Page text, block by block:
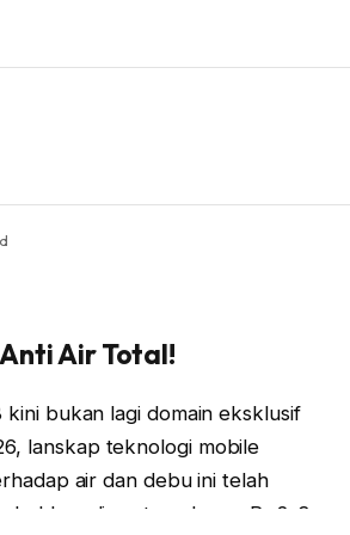
Air Total!
bukan lagi domain eksklusif
lanskap teknologi mobile
air dan debu ini telah
bahkan di rentang harga Rp2-3